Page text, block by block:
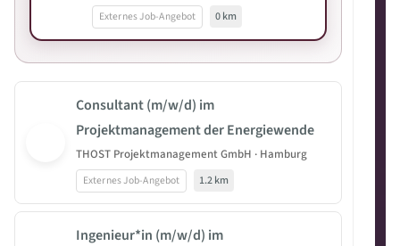
Externes Job-Angebot 0 km
Consultant (m/w/d) im
Projektmanagement der Energiewende
THOST Projektmanagement GmbH · Hamburg
Externes Job-Angebot 1.2 km
Ingenieur*in (m/w/d) im